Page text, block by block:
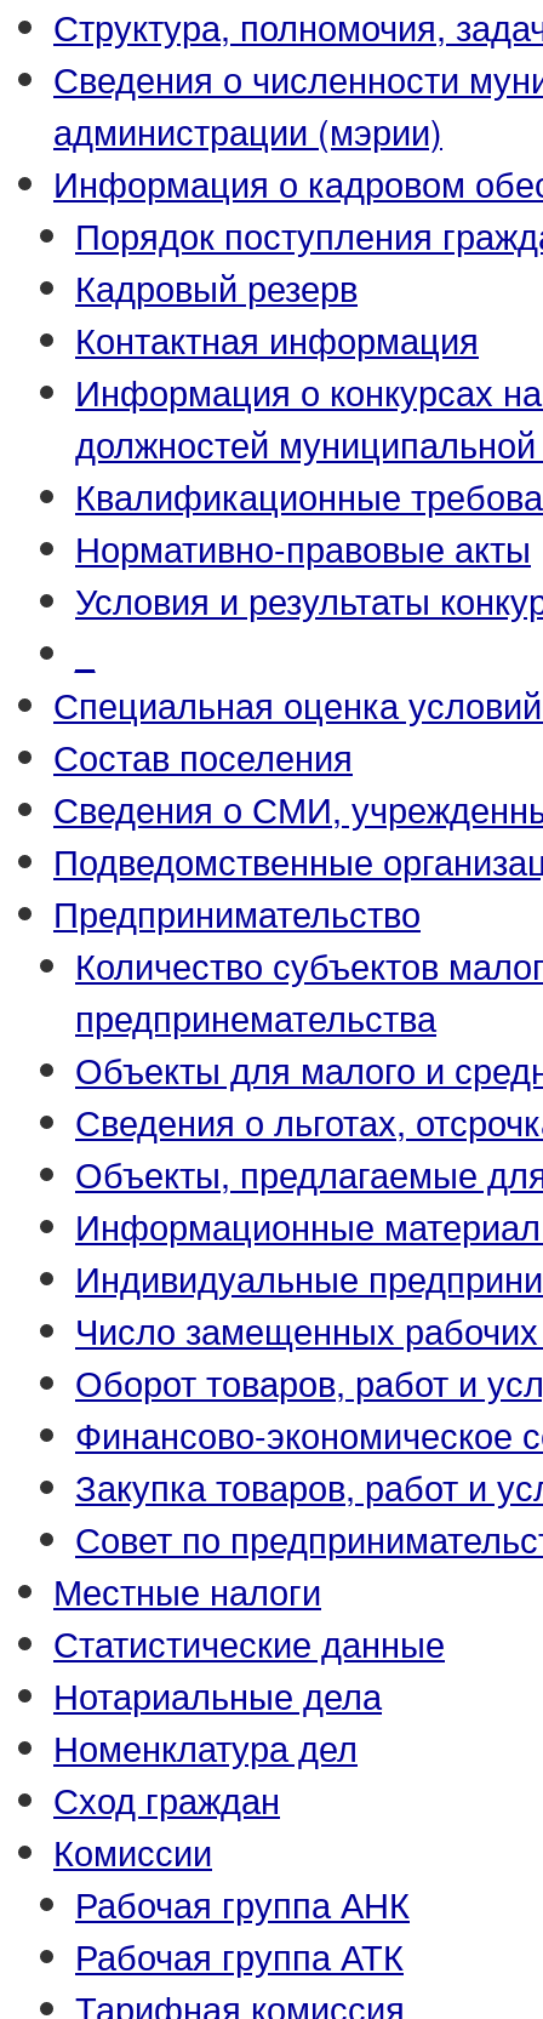
Структура, полномочия,
Сведения о численности
администрации (мэрии)
Информация о кадровом
Порядок поступления
Кадровый резерв
Контактная информация
Информация о конкурсах
должностей
Квалификационные
Нормативно-правовые акты
Условия и результаты
Специальная оценка
Состав поселения
Сведения о СМИ,
Подведомственные
Предпринимательство
Количество субъектов
предпринемательства
Объекты для малого и
Сведения о льготах,
Объекты, предлагаемые
Информационные
Индивидуальные
Число замещенных
Оборот товаров, работ и
Финансово-экономическое
Закупка товаров, работ и
Совет по
Местные налоги
Статистические данные
Нотариальные дела
Номенклатура дел
Сход граждан
Комиссии
Рабочая группа АНК
Рабочая группа АТК
Тарифная комиссия